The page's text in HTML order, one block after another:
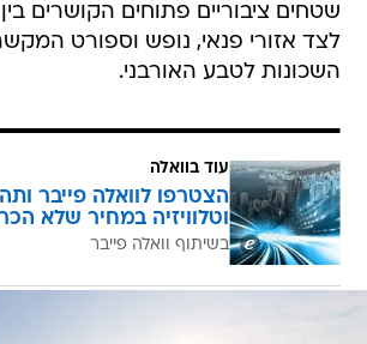
שטחים ציבוריים פתוחים הקושרים
לצד אזורי פנאי, נופש וספורט
השכונות לטבע האורבני.
עוד בוואלה
הצטרפו לוואלה פייבר
וטלוויזיה במחיר שלא
בשיתוף וואלה פייבר